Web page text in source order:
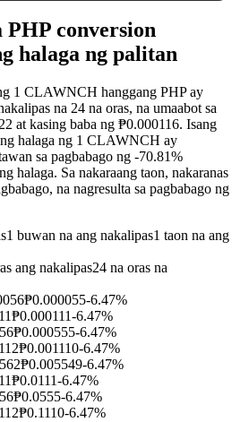
conversion
halaga ng palitan
1 CLAWNCH hanggang PHP ay
na 24 na oras, na umaabot sa
at kasing baba ng ₱0.000116. Isang
halaga ng 1 CLAWNCH ay
sa pagbabago ng -70.81%
halaga. Sa nakaraang taon, nakaranas
na nagresulta sa pagbabago ng
1 buwan na ang nakalipas1 taon na ang
ang nakalipas24 na oras na
₱0.000055-6.47%
₱0.000111-6.47%
₱0.000555-6.47%
₱0.001110-6.47%
₱0.005549-6.47%
₱0.0111-6.47%
₱0.0555-6.47%
₱0.1110-6.47%